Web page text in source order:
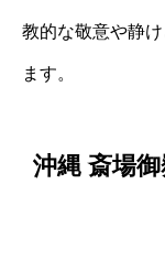
教的な敬意や静
ます。
沖縄 斎場